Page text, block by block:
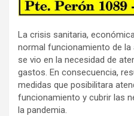
La crisis sanitaria,
normal funcionamiento de la
se vio en la necesidad de
gastos. En consecuencia,
medidas que posibilitara
funcionamiento y cubrir las
la pandemia.